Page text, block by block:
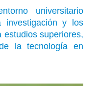
universitario
investigación y los
estudios superiores,
la tecnología en